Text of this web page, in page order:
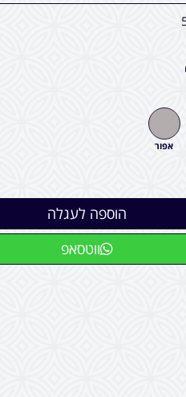
אפור
ווטסאפ